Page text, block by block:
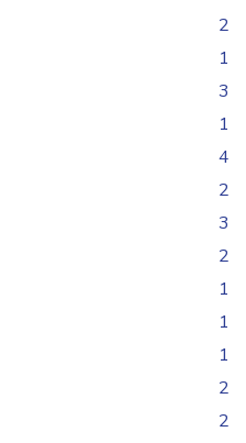
2
1
3
1
4
2
3
2
1
1
1
2
2